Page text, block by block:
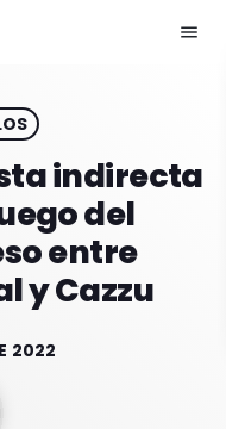
menu
indirecta
del
entre
y Cazzu
2022